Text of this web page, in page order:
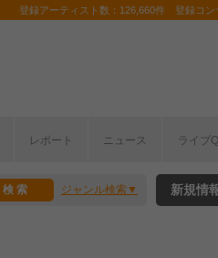
登録アーティスト数：126,660件 登録コ
レポート ニュース ライブ
ジャンル検索 新規情